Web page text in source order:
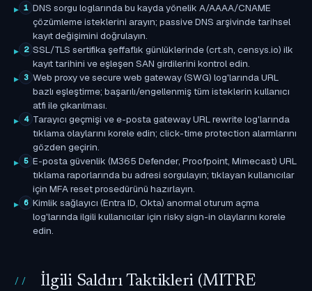
1 DNS sorgu loglarında bu kayda yönelik A/AAAA/CNAME
çözümleme isteklerini arayın; passive DNS arşivinde tarihsel
kayıt değişimini doğrulayın.
2 SSL/TLS sertifika şeffaflık günlüklerinde (crt.sh, censys.io) ilk
kayıt tarihini ve eşleşen SAN girdilerini kontrol edin.
3 Web proxy ve secure web gateway (SWG) log'larında URL
bazlı eşleştirme; başarılı/engellenmiş tüm isteklerin kullanıcı
atfı ile çıkarılması.
4 Tarayıcı geçmişi ve e-posta gateway URL rewrite log'larında
tıklama olaylarını korele edin; click-time protection alarmlarını
gözden geçirin.
5 E-posta güvenlik (M365 Defender, Proofpoint, Mimecast) URL
tıklama raporlarında bu adresi sorgulayın; tıklayan kullanıcılar
için MFA reset prosedürünü hazırlayın.
6 Kimlik sağlayıcı (Entra ID, Okta) anormal oturum açma
log'larında ilgili kullanıcılar için risky sign-in olaylarını korele
edin.
İlgili Saldırı Taktikleri (MITRE